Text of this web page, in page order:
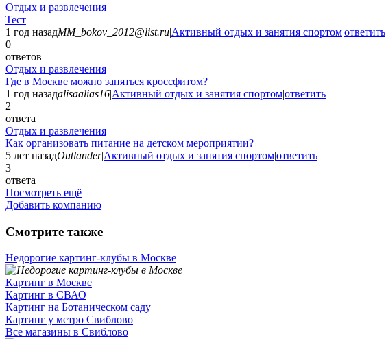
Отдых и развлечения
Тест
1 год назадMM_bokov_2012@list.ru|Активный отдых и занятия спортом|ответить
0
ответов
Отдых и развлечения
Где в Москве можно заняться кроссфитом?
1 год назадalisaalias16|Активный отдых и занятия спортом|ответить
2
ответа
Отдых и развлечения
Как организовать питание на детском мероприятии?
5 лет назадOutlander|Активный отдых и занятия спортом|ответить
3
ответа
Посмотреть ещё
Добавить компанию
Смотрите также
Недорогие картинг-клубы в Москве
Картинг в Москве
Картинг в СВАО
Картинг на Ботаническом саду
Картинг у метро Свиблово
Все магазины в Свиблово